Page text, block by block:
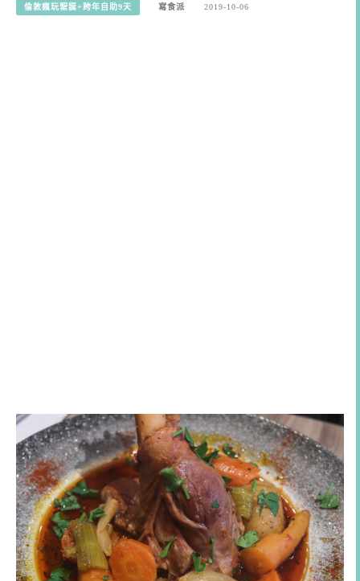
倫敦瘋玩聖誕+跨年自助9天 寫食派 2019-10-06